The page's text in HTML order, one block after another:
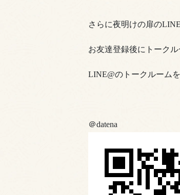
さらに夜明けの扉の
お友達登録後にトーク
LINE@のトークルーム
＠datena